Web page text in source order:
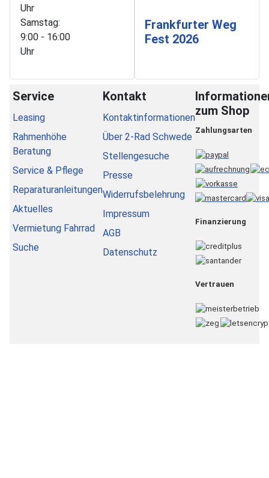
Uhr
Samstag:
9:00 - 16:00
Uhr
Frankfurter Weg
Fest 2026
Service
Leasing
Rahmenhöhe
Beratung
Service & Pflege
Reparaturanleitungen
Aktuelles
Vermietung Fahrrad
Suche
Kontakt
Kontaktinformationen
Über 2-Rad Schwede
Stellengesuche
Presse
Widerrufsbelehrung
Impressum
AGB
Datenschutz
zum Shop
Zahlungsarten
Finanzierung
Vertrauen